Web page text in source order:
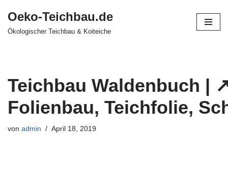
Zum
Oeko-Teichbau.de
Ökologischer Teichbau & Koiteiche
Teichbau Waldenbuch |
Folienbau, Teichfolie,
von admin April 18, 2019